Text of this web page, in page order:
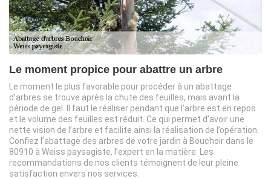
Le moment propice pour abattre un arbre
Le moment le plus favorable pour procéder à un abattage
d’arbres se trouve après la chute des feuilles, mais avant la
période de gel. Il faut le réaliser pendant que l’arbre est en repos
et le volume des feuilles est réduit. Ce qui permet d’avoir une
nette vision de l’arbre et facilite ainsi la réalisation de l’opération.
Confiez l’abattage des arbres de votre jardin à Bouchoir dans le
80910 à Weiss paysagiste, l’expert en la matière. Les
recommandations de nos clients témoignent de leur pleine
satisfaction envers nos services.